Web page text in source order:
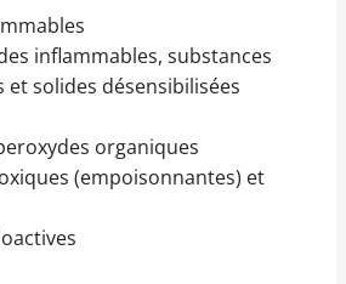
inflammables, substances
et solides désensibilisées
organiques
(empoisonnantes) et